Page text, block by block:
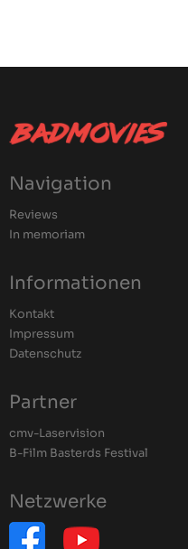
Navigation
Reviews
In memoriam
Informationen
Kontakt
Impressum
Datenschutz
Partner
cmv-Laservision
B-Film Basterds Festival
Netzwerke